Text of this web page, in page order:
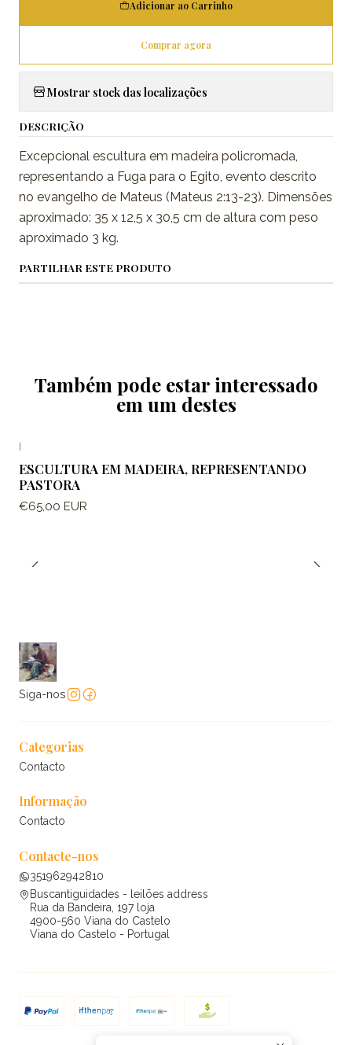
Adicionar ao Carrinho
Comprar agora
Mostrar stock das localizações
DESCRIÇÃO
Excepcional escultura em madeira policromada,
representando a Fuga para o Egito, evento descrito
no evangelho de Mateus (Mateus 2:13-23). Dimensões
aproximado: 35 x 12,5 x 30,5 cm de altura com peso
aproximado 3 kg.
PARTILHAR ESTE PRODUTO
Também pode estar interessado
em um destes
ESCULTURA EM MADEIRA, REPRESENTANDO
PASTORA
€65,00 EUR
Siga-nos
Categorias
Contacto
Informação
Contacto
Contacte-nos
351962942810
Buscantiguidades - leilões address
Rua da Bandeira, 197 loja
4900-560 Viana do Castelo
Viana do Castelo - Portugal